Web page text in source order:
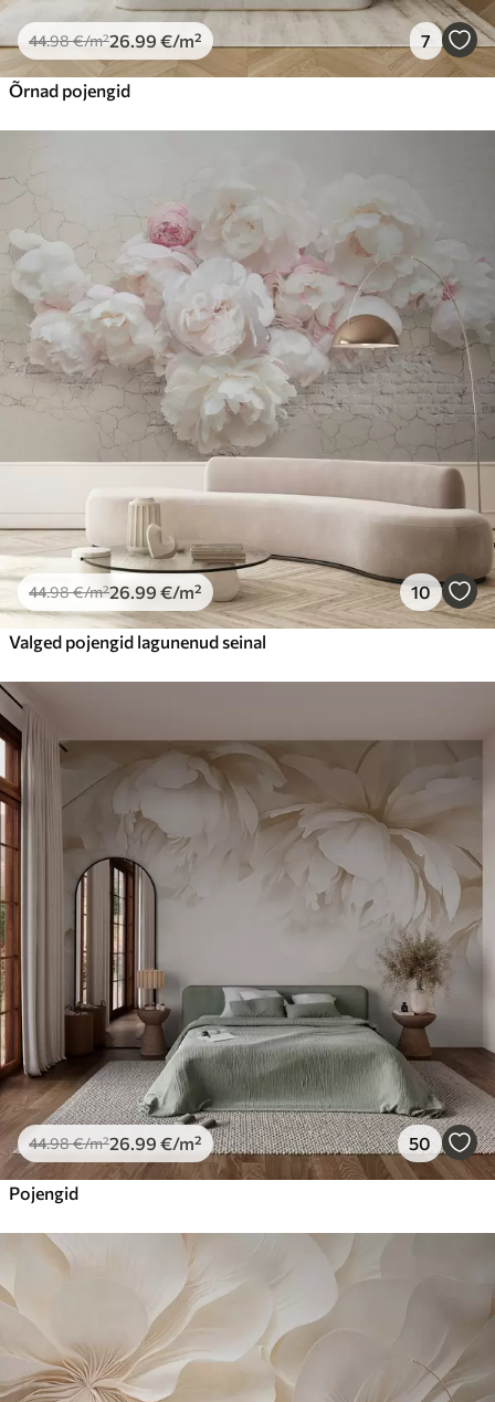
44.98€/m²26 .99 €/m² 7
Õrnad pojengid
44.98€/m²26.99 €/m² 10
Valged pojengid lagunenud seinal
44.98€/m²26 .99 €/m² 50
Pojengid